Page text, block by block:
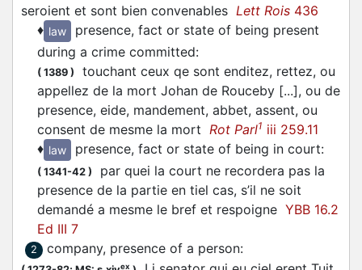
seroient et sont bien convenables Lett Rois 436
♦ law
presence, fact or state of being present
during a crime committed:
( 1389 )
touchant ceux qe sont enditez, rettez, ou
appellez de la mort Johan de Rouceby [...], ou de
presence, eide, mandement, abbet, assent, ou
consent de mesme la mort Rot Parl1 iii 259.11
♦ law presence, fact or state of being in court:
( 1341-42 )
par quei la court ne recordera pas la
presence de la partie en tiel cas, s’il ne soit
demandé a mesme le bref et respoigne YBB 16.2
Ed III 7
2 company, presence of a person:
ex